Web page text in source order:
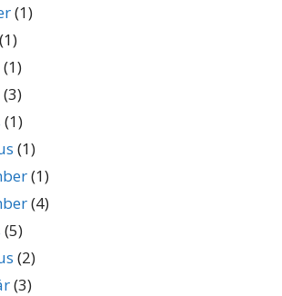
(1)
(1)
(1)
(3)
(1)
(1)
(1)
(4)
(5)
(2)
(3)